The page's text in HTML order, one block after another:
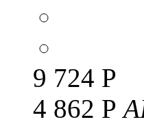
9 724 Р
4 862 Р